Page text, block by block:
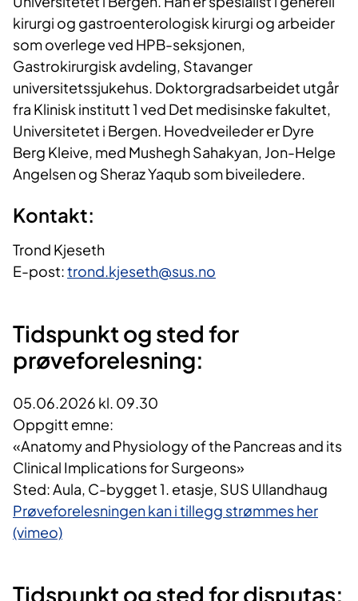
kirurgi og gastroenterologisk kirurgi og arbeider
som overlege ved HPB-seksjonen,
Gastrokirurgisk avdeling, Stavanger
universitetssjukehus. Doktorgradsarbeidet utgår
fra Klinisk institutt 1 ved Det medisinske fakultet,
Universitetet i Bergen. Hovedveileder er Dyre
Berg Kleive, med Mushegh Sahakyan, Jon-Helge
Angelsen og Sheraz Yaqub som biveiledere.
Kontakt:
Trond Kjeseth
E-post:trond.kjeseth@sus.no
Tidspunkt og sted for
prøveforelesning:
05.06.2026 kl. 09.30
Oppgitt emne:
«Anatomy and Physiology of the Pancreas and its
Clinical Implications for Surgeons»
Sted: Aula, C-bygget 1. etasje, SUS Ullandhaug
Prøveforelesningen kan i tillegg strømmes her
(vimeo)
Tidspunkt og sted for disputas: